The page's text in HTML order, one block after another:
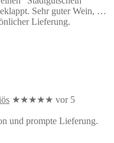
Sehr guter Wein, …
Lieferung.
★★★★★ vor 5
und prompte Lieferung.